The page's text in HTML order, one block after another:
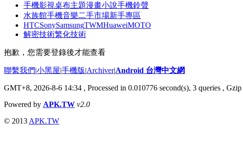
手機影視桌布主題漫畫小說手機鈴聲
水族館手機音樂二手市場新手專區
HTCSonySamsungTWMHuaweiMOTO
解密技術繁化技術
抱歉，您需要登錄後才能查看
聯繫我們|小黑屋|手機版|Archiver|Android 台灣中文網
GMT+8, 2026-8-6 14:34 , Processed in 0.010776 second(s), 3 queries ,
Powered by APK.TW v2.0
© 2013 APK.TW